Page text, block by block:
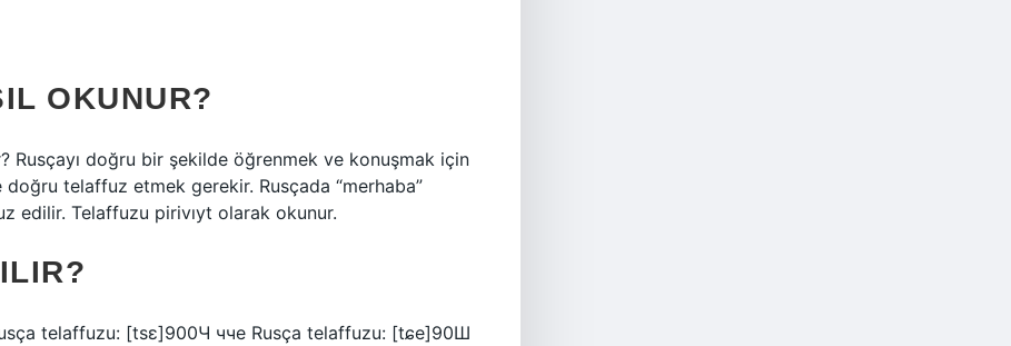
OKUNUR?
Rusçayı doğru bir şekilde öğrenmek ve konuşmak için
doğru telaffuz etmek gerekir. Rusçada “merhaba”
edilir. Telaffuzu pirivıyt olarak okunur.
telaffuzu: [tsɛ]900Ч чче Rusça telaffuzu: [tɕe]90Ш